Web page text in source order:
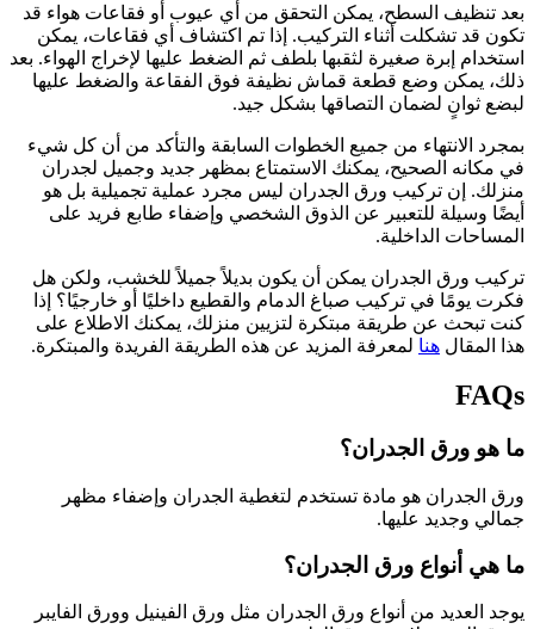
بعد تنظيف السطح، يمكن التحقق من أي عيوب أو فقاعات هواء قد
تكون قد تشكلت أثناء التركيب. إذا تم اكتشاف أي فقاعات، يمكن
استخدام إبرة صغيرة لثقبها بلطف ثم الضغط عليها لإخراج الهواء. بعد
ذلك، يمكن وضع قطعة قماش نظيفة فوق الفقاعة والضغط عليها
لبضع ثوانٍ لضمان التصاقها بشكل جيد.
بمجرد الانتهاء من جميع الخطوات السابقة والتأكد من أن كل شيء
في مكانه الصحيح، يمكنك الاستمتاع بمظهر جديد وجميل لجدران
منزلك. إن تركيب ورق الجدران ليس مجرد عملية تجميلية بل هو
أيضًا وسيلة للتعبير عن الذوق الشخصي وإضفاء طابع فريد على
المساحات الداخلية.
تركيب ورق الجدران يمكن أن يكون بديلاً جميلاً للخشب، ولكن هل
فكرت يومًا في تركيب صباغ الدمام والقطيع داخليًا أو خارجيًا؟ إذا
كنت تبحث عن طريقة مبتكرة لتزيين منزلك، يمكنك الاطلاع على
هذا المقال هنا لمعرفة المزيد عن هذه الطريقة الفريدة والمبتكرة.
FAQs
ما هو ورق الجدران؟
ورق الجدران هو مادة تستخدم لتغطية الجدران وإضفاء مظهر
جمالي وجديد عليها.
ما هي أنواع ورق الجدران؟
يوجد العديد من أنواع ورق الجدران مثل ورق الفينيل وورق الفايبر